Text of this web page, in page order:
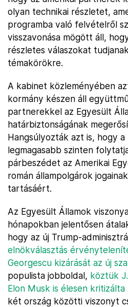
olyan technikai részletet,
programba való felvételről
visszavonása mögött áll,
részletes válaszokat
témakörökre.
A kabinet közleményében
kormány készen áll
partnerekkel az Egyesült
határbiztonságának
Hangsúlyozták azt is, hogy a
legmagasabb szinten
párbeszédet az Amerikai
román állampolgárok
tartásáért.
Az Egyesült Államok
hónapokban jelentősen
hogy az új Trump-
elnökválasztás
Georgescu kizárását az új
populista jobboldal, köztük
Elon Musk is élesen
két ország közötti viszonyt